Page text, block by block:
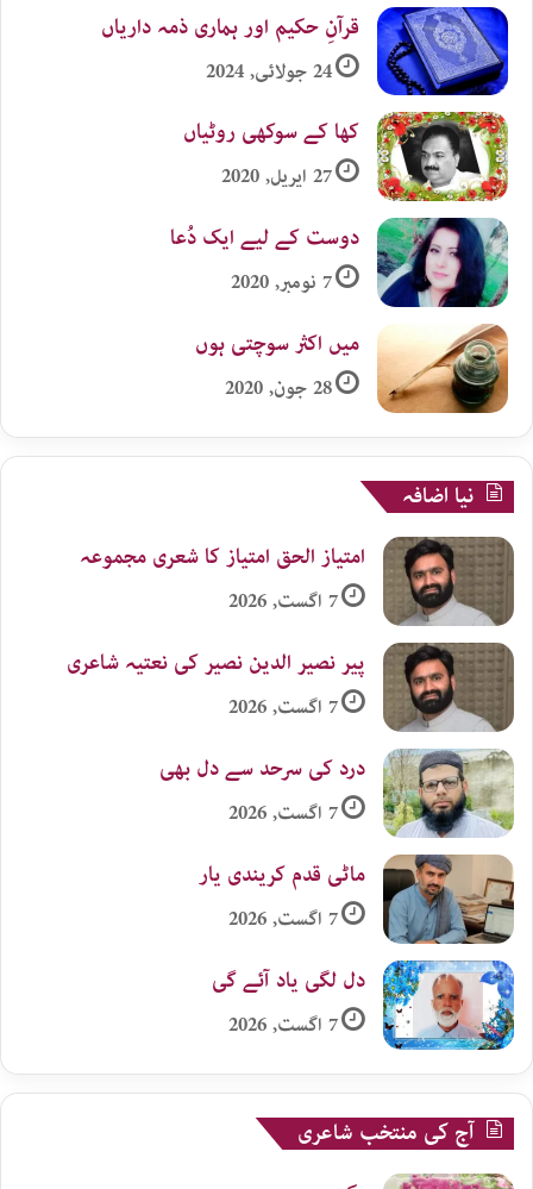
قرآنِ حکیم اور ہماری ذمہ داریاں
24 جولائی, 2024
کھا کے سوکھی روٹیاں
27 اپریل, 2020
دوست کے لیے ایک دُعا
7 نومبر, 2020
میں اکثر سوچتی ہوں
28 جون, 2020
نیا اضافہ
امتیاز الحق امتیاز کا شعری مجموعہ
7 اگست, 2026
پیر نصیر الدین نصیر کی نعتیہ شاعری
7 اگست, 2026
درد کی سرحد سے دل بھی
7 اگست, 2026
ماٹی قدم کریندی یار
7 اگست, 2026
دل لگی یاد آئے گی
7 اگست, 2026
آج کی منتخب شاعری